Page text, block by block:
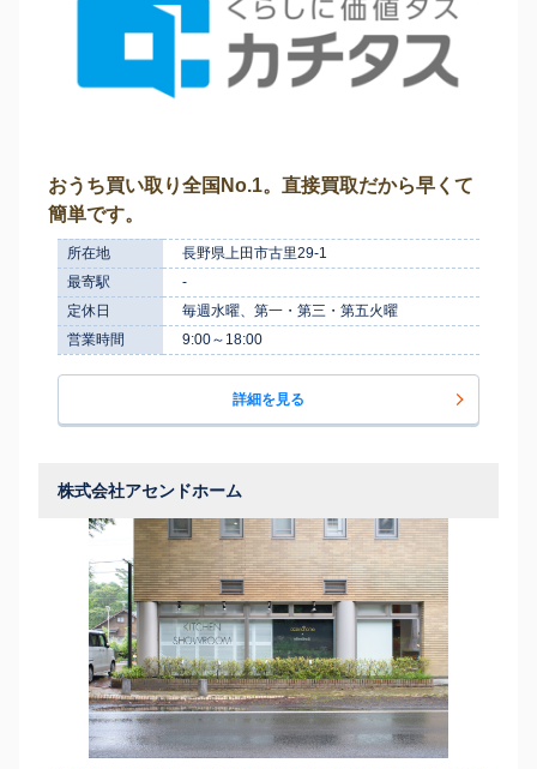
おうち買い取り全国No.1。直接買取だから早くて
簡単です。
所在地
長野県上田市古里29-1
最寄駅
-
定休日
毎週水曜、第一・第三・第五火曜
営業時間
9:00～18:00
詳細を見る
株式会社アセンドホーム